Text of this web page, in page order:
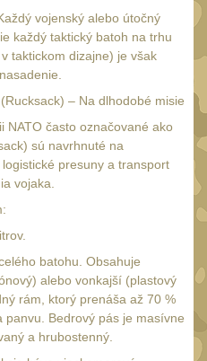
9
vojenský alebo útočný
každý taktický batoh na trhu
taktickom dizajne) je však
– Na dlhodobé misie
NATO často označované ako
sú navrhnuté na
presuny a transport
vojaka.
batohu. Obsahuje
alebo vonkajší (plastový
rám, ktorý prenáša až 70 %
Bedrový pás je masívne
a hrubostenný.